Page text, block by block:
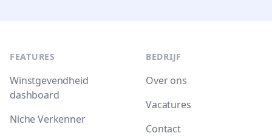
FEATURES
Winstgevendheid
dashboard
Niche Verkenner
BEDRIJF
Over ons
Vacatures
Contact